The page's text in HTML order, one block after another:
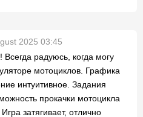
2025 03:45
Всегда радуюсь, когда могу
мотоциклов. Графика
интуитивное. Задания
прокачки мотоцикла
затягивает, отлично